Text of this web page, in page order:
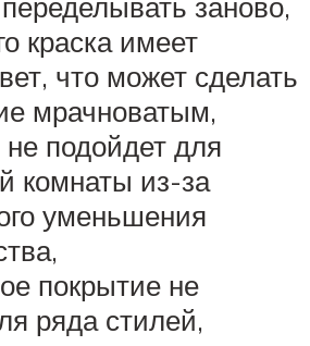
краска имеет
что может сделать
мрачноватым,
подойдет для
комнаты из-за
уменьшения
покрытие не
ряда стилей,